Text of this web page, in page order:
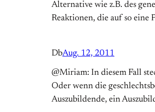
Alternative wie z.B. des
Reaktionen, die auf so eine
DbAug. 12, 2011
@Miriam: In diesem Fall
Oder wenn die
Auszubildende, ein